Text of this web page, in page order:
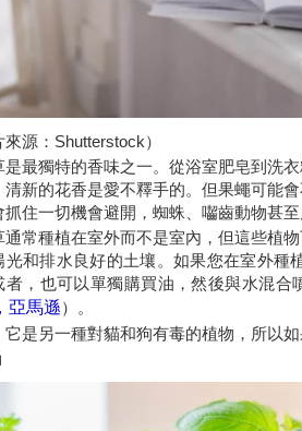
來源：Shutterstock）
是最獨特的香味之一。從浴室肥皂到洗
清新的花香是愛不釋手的。但果蠅可能
抓住一切機會避開，蜘蛛、囓齒動物甚至
通常種植在室外而不是室內，但這些植
光和排水良好的土壤。如果您在室外種
者，也可以單獨購買油，然後與水混
亞馬遜）。
它是另一種對貓和狗有毒的植物，所以